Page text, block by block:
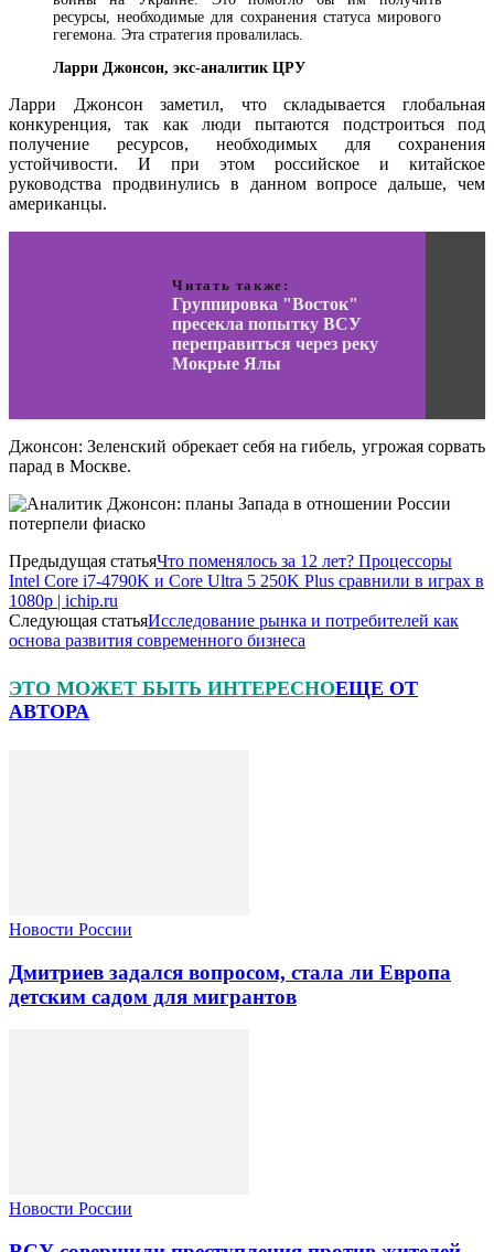
ресурсы, необходимые для сохранения статуса мирового
гегемона. Эта стратегия провалилась.
Ларри Джонсон, экс-аналитик ЦРУ
Ларри Джонсон заметил, что складывается глобальная
конкуренция, так как люди пытаются подстроиться под
получение ресурсов, необходимых для сохранения
устойчивости. И при этом российское и китайское
руководства продвинулись в данном вопросе дальше, чем
американцы.
Читать также:
Группировка "Восток"
пресекла попытку ВСУ
переправиться через реку
Мокрые Ялы
Джонсон: Зеленский обрекает себя на гибель, угрожая сорвать
парад в Москве.
Предыдущая статьяЧто поменялось за 12 лет? Процессоры
Intel Core i7-4790K и Core Ultra 5 250K Plus сравнили в играх в
1080p | ichip.ru
Следующая статьяИсследование рынка и потребителей как
основа развития современного бизнеса
ЭТО МОЖЕТ БЫТЬ ИНТЕРЕСНОЕЩЕ ОТ
АВТОРА
Новости России
Дмитриев задался вопросом, стала ли Европа
детским садом для мигрантов
Новости России